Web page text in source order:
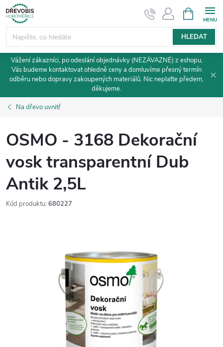
Přejít
na
obsah
HLEDAT
NÁKUPNÍ
KOŠÍK
Vážení zákazníci, po odeslání objednávky (NEZÁVAZNÉ) z eshopu,
Vás budeme kontaktovat ohledně ceny a domluvíme přesný termín
odběru nebo dopravy zakoupených materiálů. Nic neplaťte předem,
děkujeme.
Na dřevo uvnitř
OSMO - 3168 Dekorační
vosk transparentní Dub
Antik 2,5L
Kód produktu: 680227